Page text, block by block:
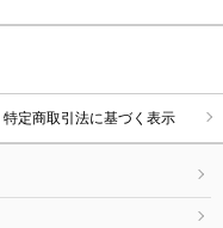
特定商取引法に基づく表示